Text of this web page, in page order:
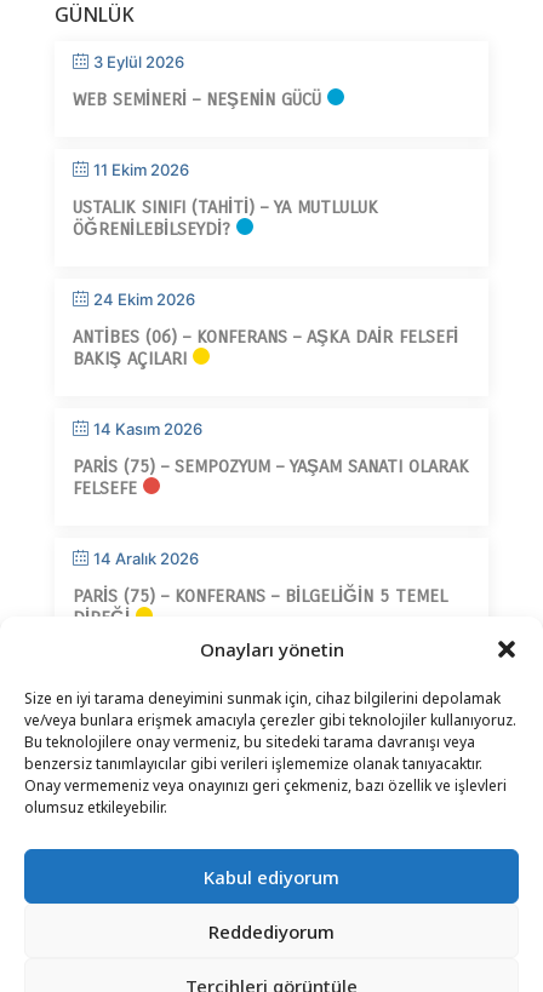
Onayları yönetin
Size en iyi tarama deneyimini sunmak için, cihaz bilgilerini depolamak
ve/veya bunlara erişmek amacıyla çerezler gibi teknolojiler kullanıyoruz.
Bu teknolojilere onay vermeniz, bu sitedeki tarama davranışı veya
benzersiz tanımlayıcılar gibi verileri işlememize olanak tanıyacaktır.
Onay vermemeniz veya onayınızı geri çekmeniz, bazı özellik ve işlevleri
olumsuz etkileyebilir.
Kabul ediyorum
Reddediyorum
Tercihleri ​​görüntüle
GÜNLÜK
3 Eylül 2026
WEB SEMINERI – NEŞENIN GÜCÜ
11 Ekim 2026
USTALIK SINIFI (TAHITI) – YA MUTLULUK
ÖĞRENILEBILSEYDI?
24 Ekim 2026
ANTIBES (06) – KONFERANS – AŞKA DAIR FELSEFI
BAKIŞ AÇILARI
14 Kasım 2026
PARIS (75) – SEMPOZYUM – YAŞAM SANATI OLARAK
FELSEFE
14 Aralık 2026
PARIS (75) – KONFERANS – BILGELIĞIN 5 TEMEL
DIREĞI
İLETIŞIM–